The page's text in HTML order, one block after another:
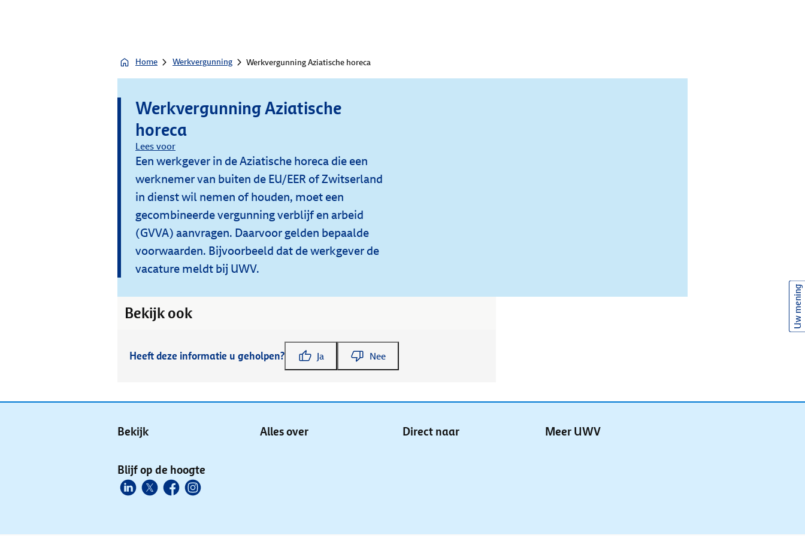
Home Werkvergunning Werkvergunning Aziatische horeca
Werkvergunning Aziatische
horeca
Lees voor
Een werkgever in de Aziatische horeca die een
werknemer van buiten de EU/EER of Zwitserland
in dienst wil nemen of houden, moet een
gecombineerde vergunning verblijf en arbeid
(GVVA) aanvragen. Daarvoor gelden bepaalde
voorwaarden. Bijvoorbeeld dat de werkgever de
vacature meldt bij UWV.
Bekijk ook
Heeft deze informatie u geholpen? Ja Nee
Bekijk Alles over Direct naar Meer UWV
Blijf op de hoogte
Uw mening